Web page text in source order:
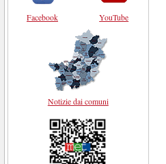
Facebook YouTube
Notizie dai comuni